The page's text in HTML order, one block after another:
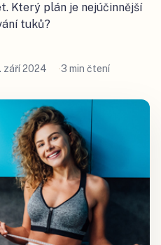
Který plán je nejúčinnější
tuků?
září 2024 3 min čtení